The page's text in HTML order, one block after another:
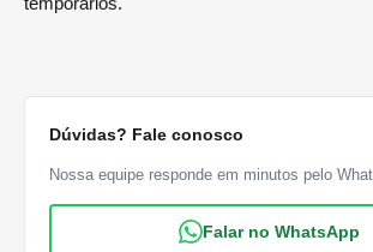
Dúvidas? Fale conosco
Nossa equipe responde em minutos pelo
Falar no WhatsApp